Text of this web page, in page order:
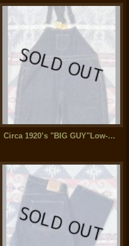
Circa 1920’s "BIG GUY"Low-Back Denim Overalls